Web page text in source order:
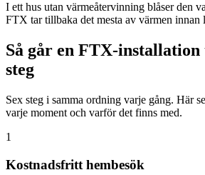
I ett hus utan värmeåtervinning blåser den
FTX tar tillbaka det mesta av värmen innan
Så går en FTX-
steg
Sex steg i samma ordning varje gång. Här
varje moment och varför det finns med.
1
Kostnadsfritt hembesök